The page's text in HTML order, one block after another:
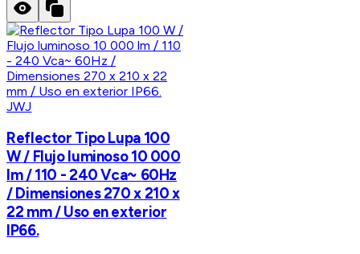
JWJ
Reflector Tipo Lupa 100
W / Flujo luminoso 10 000
lm / 110 - 240 Vca~ 60Hz
/ Dimensiones 270 x 210 x
22 mm / Uso en exterior
IP66.